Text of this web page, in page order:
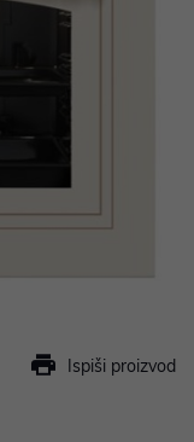
Ispiši proizvod